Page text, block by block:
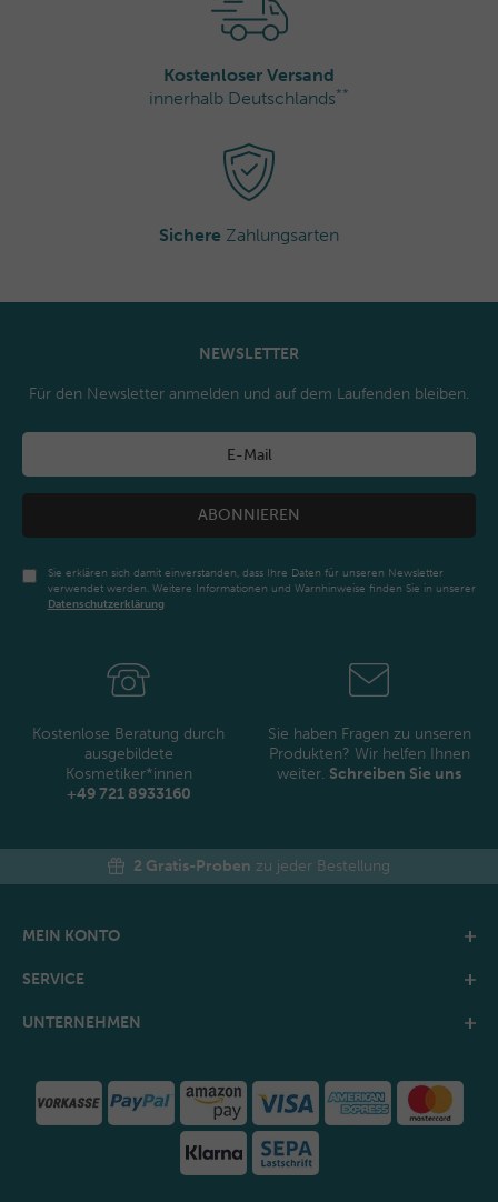
Kostenloser Versand
innerhalb Deutschlands**
Sichere Zahlungsarten
NEWSLETTER
Für den Newsletter anmelden und auf dem Laufenden bleiben.
ABONNIEREN
Sie erklären sich damit einverstanden, dass Ihre Daten für unseren Newsletter
verwendet werden. Weitere Informationen und Warnhinweise finden Sie in unserer
Daten­schutz­erklärung
Kostenlose Beratung durch
ausgebildete
Kosmetiker*innen
+49 721 8933160
Sie haben Fragen zu unseren
Produkten? Wir helfen Ihnen
weiter. Schreiben Sie uns
2 Gratis-Proben zu jeder Bestellung
MEIN KONTO
SERVICE
UNTERNEHMEN